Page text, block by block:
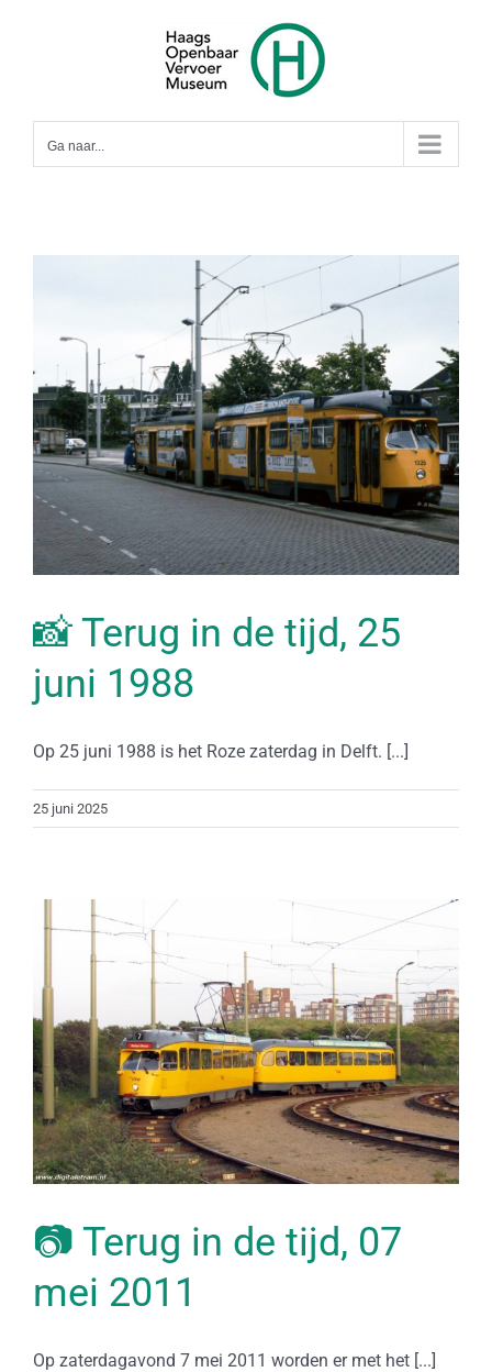
Ga naar...
📸 Terug in de tijd, 25
juni 1988
Op 25 juni 1988 is het Roze zaterdag in Delft. [...]
25 juni 2025
📷 Terug in de tijd, 07
mei 2011
Op zaterdagavond 7 mei 2011 worden er met het [...]